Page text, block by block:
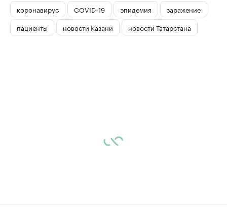
коронавирус COVID-19 эпидемия
заражение
пациенты
новости Казани новости Татарстана